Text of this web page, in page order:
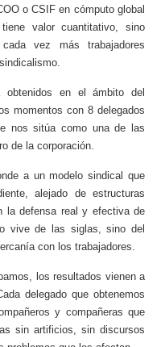
o CSIF en cómputo global
valor cuantitativo, sino
vez más trabajadores
en el ámbito del
momentos con 8 delegados
nos sitúa como una de las
de la corporación.
a un modelo sindical que
alejado de estructuras
la defensa real y efectiva de
vive de las siglas, sino del
con los trabajadores.
los resultados vienen a
delegado que obtenemos
y compañeras que
sin artificios, sin discursos